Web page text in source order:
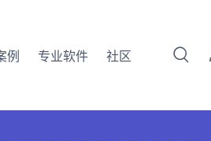
例 专业软件 社区